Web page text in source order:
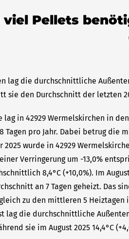
viel Pellets
lag die durchschnittliche
sie den Durchschnitt der letzten
lag in 42929 Wermelskirchen in
Tagen pro Jahr. Dabei betrug die
2025 wurde in 42929
Verringerung um -13,0%
8,4°C (+10,0%). Im
an 7 Tagen geheizt. Das
zu den mittleren 5 Heiztagen
lag die durchschnittliche
sie im August 2025 14,4°C